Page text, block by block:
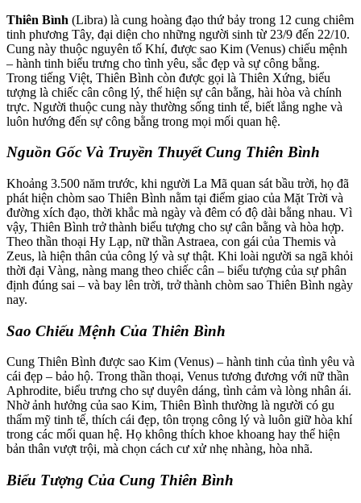
Thiên Bình (Libra) là cung hoàng đạo thứ bảy trong 12 cung chiêm
tinh phương Tây, đại diện cho những người sinh từ 23/9 đến 22/10.
Cung này thuộc nguyên tố Khí, được sao Kim (Venus) chiếu mệnh
– hành tinh biểu trưng cho tình yêu, sắc đẹp và sự công bằng.
Trong tiếng Việt, Thiên Bình còn được gọi là Thiên Xứng, biểu
tượng là chiếc cân công lý, thể hiện sự cân bằng, hài hòa và chính
trực. Người thuộc cung này thường sống tinh tế, biết lắng nghe và
luôn hướng đến sự công bằng trong mọi mối quan hệ.
Nguồn Gốc Và Truyền Thuyết Cung Thiên Bình
Khoảng 3.500 năm trước, khi người La Mã quan sát bầu trời, họ đã
phát hiện chòm sao Thiên Bình nằm tại điểm giao của Mặt Trời và
đường xích đạo, thời khắc mà ngày và đêm có độ dài bằng nhau. Vì
vậy, Thiên Bình trở thành biểu tượng cho sự cân bằng và hòa hợp.
Theo thần thoại Hy Lạp, nữ thần Astraea, con gái của Themis và
Zeus, là hiện thân của công lý và sự thật. Khi loài người sa ngã khỏi
thời đại Vàng, nàng mang theo chiếc cân – biểu tượng của sự phân
định đúng sai – và bay lên trời, trở thành chòm sao Thiên Bình ngày
nay.
Sao Chiếu Mệnh Của Thiên Bình
Cung Thiên Bình được sao Kim (Venus) – hành tinh của tình yêu và
cái đẹp – bảo hộ. Trong thần thoại, Venus tương đương với nữ thần
Aphrodite, biểu trưng cho sự duyên dáng, tình cảm và lòng nhân ái.
Nhờ ảnh hưởng của sao Kim, Thiên Bình thường là người có gu
thẩm mỹ tinh tế, thích cái đẹp, tôn trọng công lý và luôn giữ hòa khí
trong các mối quan hệ. Họ không thích khoe khoang hay thể hiện
bản thân vượt trội, mà chọn cách cư xử nhẹ nhàng, hòa nhã.
Biểu Tượng Của Cung Thiên Bình